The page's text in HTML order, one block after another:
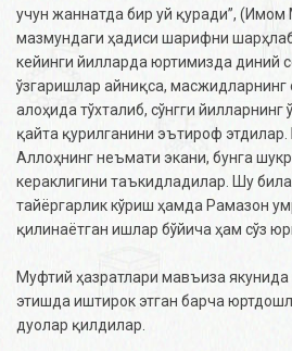
учун жаннатда бир уй қуради”,
мазмундаги ҳадиси шарифни
кейинги йилларда юртимизда диний
ўзгаришлар айниқса, масжидларнинг
алоҳида тўхталиб, сўнгги
қайта қурилганини эътироф этдилар.
Аллоҳнинг неъмати экани, бунга
кераклигини таъкидладилар. Шу
тайёргарлик кўриш ҳамда Рамазон
қилинаётган ишлар бўйича ҳам сўз
Муфтий ҳазратлари мавъиза
этишда иштирок этган барча
дуолар қилдилар.